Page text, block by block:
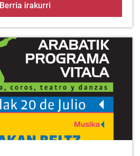
Berria irakurri